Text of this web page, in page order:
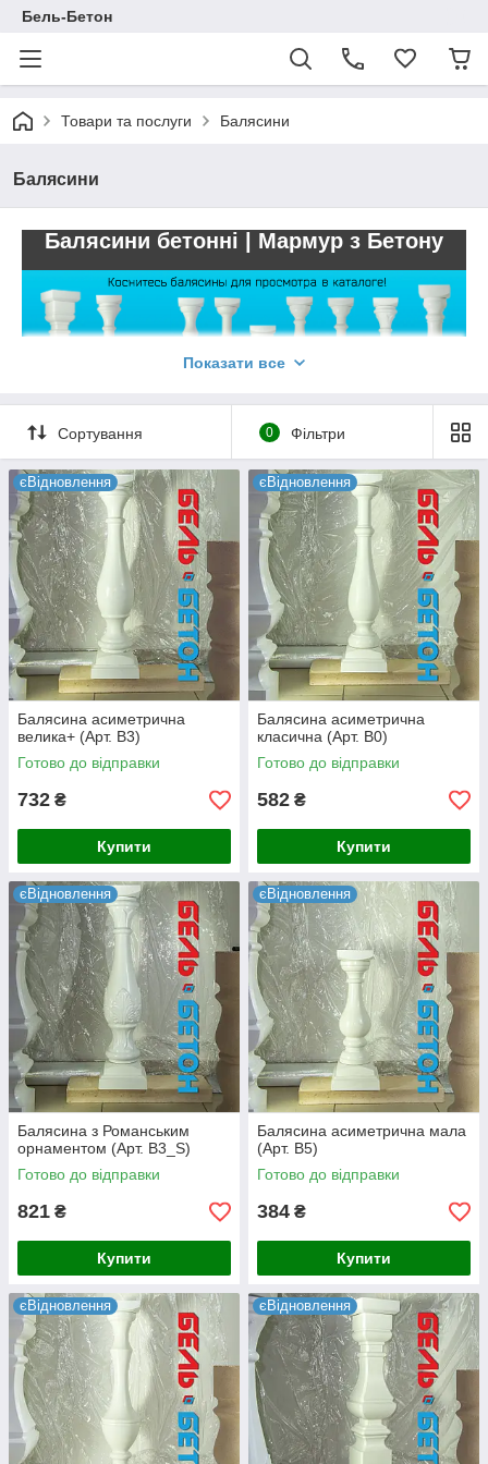
Бель-Бетон
Товари та послуги Балясини
Балясини
Балясини бетонні | Мармур з Бетону
Вибрати відповідну балясину →
Сотні фотографій готових робіт дивіться тут →
Секция
Балясина Секция
Балясина
Секция
Балясина Секция
Балясина
Переваги продукції компанії Бель-Бетон
Всі вироби обробляються гідрофобним складом, що
ще підвищує їх вологостійкість.
Використовуючи первинні форми власного
виробництва ми виключаємо поява дефектів на
Висока міцність і стійкість до стирання підтверджена
Високі естетичні та фізико-механічні властивості
виробів порівнянні з натуральним каменем.
Термін служби виробів понад 25 років під відкритим
небом.
Готову продукцію не треба фарбувати, шпаклювати.
Показати все
Сортування 0 Фільтри
єВідновлення
Балясина асиметрична
велика+ (Арт. B3)
Готово до відправки
732 ₴
Купити
єВідновлення
Балясина асиметрична
класична (Арт. B0)
Готово до відправки
582 ₴
Купити
єВідновлення
Балясина з Романським
орнаментом (Арт. B3_S)
Готово до відправки
821 ₴
Купити
єВідновлення
Балясина асиметрична мала
(Арт. B5)
Готово до відправки
384 ₴
Купити
єВідновлення єВідновлення